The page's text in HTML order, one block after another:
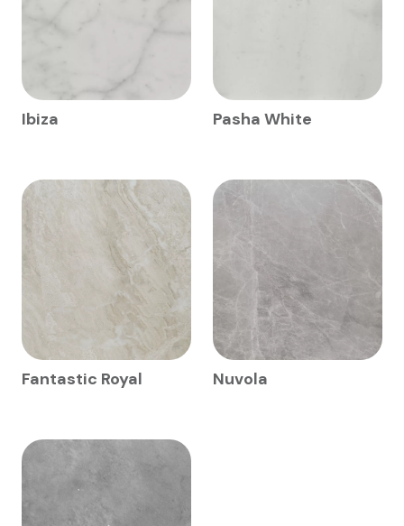
Ibiza Pasha White
Fantastic Royal Nuvola